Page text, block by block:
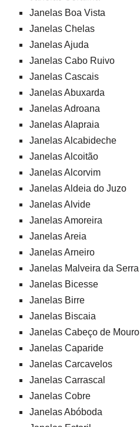
Janelas Boa Vista
Janelas Chelas
Janelas Ajuda
Janelas Cabo Ruivo
Janelas Cascais
Janelas Abuxarda
Janelas Adroana
Janelas Alapraia
Janelas Alcabideche
Janelas Alcoitão
Janelas Alcorvim
Janelas Aldeia do Juzo
Janelas Alvide
Janelas Amoreira
Janelas Areia
Janelas Arneiro
Janelas Malveira da Serra
Janelas Bicesse
Janelas Birre
Janelas Biscaia
Janelas Cabeço de Mouro
Janelas Caparide
Janelas Carcavelos
Janelas Carrascal
Janelas Cobre
Janelas Abóboda